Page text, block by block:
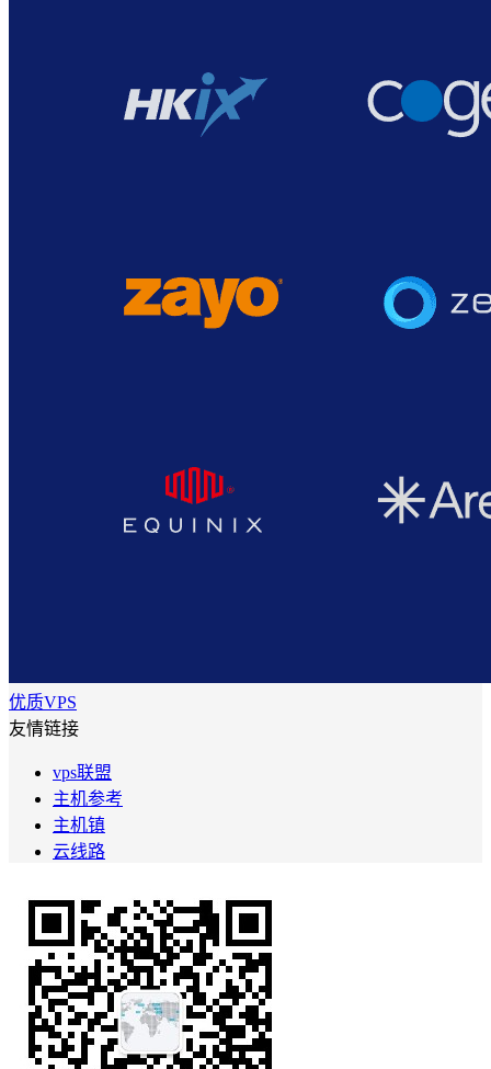
优质VPS
友情链接
vps联盟
主机参考
主机镇
云线路